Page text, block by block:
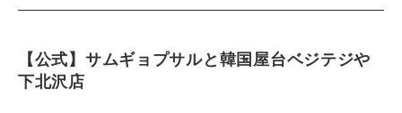
【公式】サムギョプサルと韓国屋台ベジテジや
下北沢店